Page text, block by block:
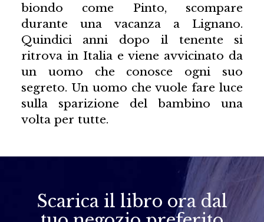
biondo come Pinto, scompare
durante una vacanza a Lignano.
Quindici anni dopo il tenente si
ritrova in Italia e viene avvicinato da
un uomo che conosce ogni suo
segreto. Un uomo che vuole fare luce
sulla sparizione del bambino una
volta per tutte.
Scarica il libro ora dal